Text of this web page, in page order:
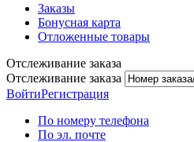
Заказы
Бонусная карта
Отложенные товары
Отслеживание заказа
Отслеживание заказа
ВойтиРегистрация
По номеру телефона
По эл. почте